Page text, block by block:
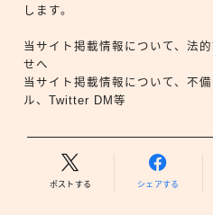
します。
当サイト掲載情報について、法
せへ
当サイト掲載情報について、不
ル、Twitter DM等
ポストする シェアする